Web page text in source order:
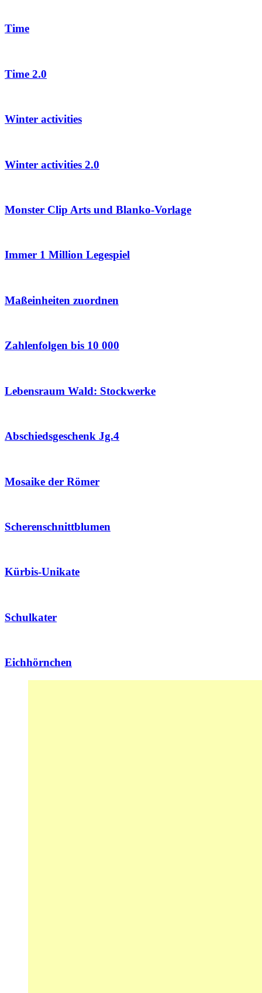
Time
Time 2.0
Winter activities
Winter activities 2.0
Monster Clip Arts und Blanko-Vorlage
Immer 1 Million Legespiel
Maßeinheiten zuordnen
Zahlenfolgen bis 10 000
Lebensraum Wald: Stockwerke
Abschiedsgeschenk Jg.4
Mosaike der Römer
Scherenschnittblumen
Kürbis-Unikate
Schulkater
Eichhörnchen